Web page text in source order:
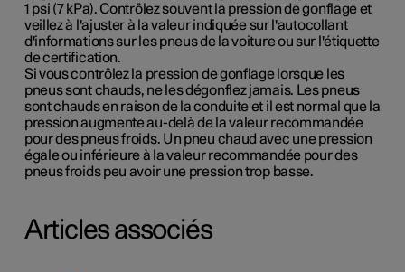
1 psi (7 kPa). Contrôlez souvent la pression de gonflage et
veillez à l'ajuster à la valeur indiquée sur l'autocollant
d'informations sur les pneus de la voiture ou sur l'étiquette
de certification.
Si vous contrôlez la pression de gonflage lorsque les
pneus sont chauds, ne les dégonflez jamais. Les pneus
sont chauds en raison de la conduite et il est normal que la
pression augmente au-delà de la valeur recommandée
pour des pneus froids. Un pneu chaud avec une pression
égale ou inférieure à la valeur recommandée pour des
pneus froids peu avoir une pression trop basse.
Articles associés